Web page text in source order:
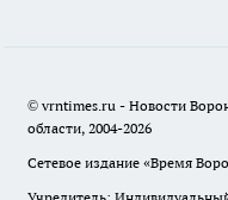
© vrntimes.ru - Новости
области, 2004-2026
Сетевое издание «Время